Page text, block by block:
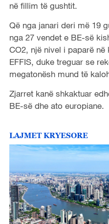
në fillim të gushtit.
Që nga janari deri më 19
nga 27 vendet e BE-së
CO2, një nivel i paparë
EFFIS, duke treguar se
megatonësh mund të
Zjarret kanë shkaktuar
BE-së dhe ato europiane.
LAJMET KRYESORE